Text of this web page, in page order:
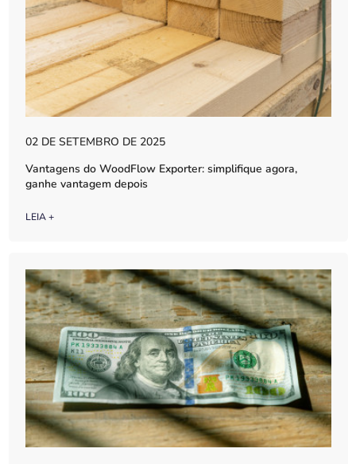
02 DE SETEMBRO DE 2025
Vantagens do WoodFlow Exporter: simplifique agora,
ganhe vantagem depois
LEIA +